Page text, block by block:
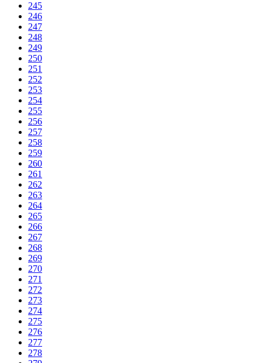
245
246
247
248
249
250
251
252
253
254
255
256
257
258
259
260
261
262
263
264
265
266
267
268
269
270
271
272
273
274
275
276
277
278